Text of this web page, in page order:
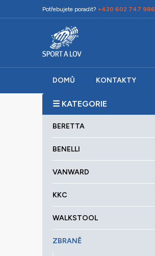
na
Potřebujete poradit? +420 602 747 986
DOMŮ KONTAKTY
P
o
kategorie
BERETTA
BENELLI
VANWARD
KKC
WALKSTOOL
ZBRANĚ